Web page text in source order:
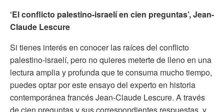
‘El conflicto palestino-israelí en cien preguntas’, Jean-
Claude Lescure
Si tienes interés en conocer las raíces del conflicto
palestino-israelí, pero no quieres meterte de lleno en una
lectura amplia y profunda que te consuma mucho tiempo,
puedes optar por este ensayo del experto en historia
contemporánea francés Jean-Claude Lescure. A través